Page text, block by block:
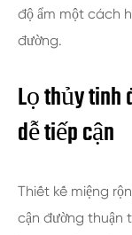
độ ẩm một cách
đường.
Lọ thủy tinh
dễ tiếp cận
Thiết kế miệng
cận đường thuận